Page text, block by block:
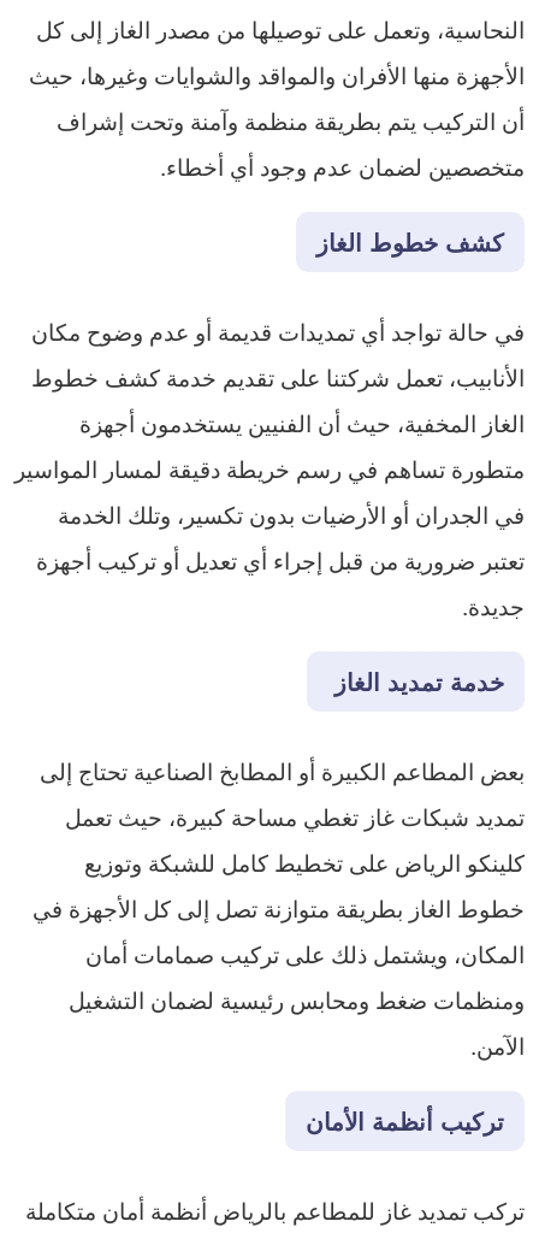
النحاسية، وتعمل على توصيلها من مصدر الغاز إلى كل
الأجهزة منها الأفران والمواقد والشوايات وغيرها، حيث
أن التركيب يتم بطريقة منظمة وآمنة وتحت إشراف
متخصصين لضمان عدم وجود أي أخطاء.
كشف خطوط الغاز
في حالة تواجد أي تمديدات قديمة أو عدم وضوح مكان
الأنابيب، تعمل شركتنا على تقديم خدمة كشف خطوط
الغاز المخفية، حيث أن الفنيين يستخدمون أجهزة
متطورة تساهم في رسم خريطة دقيقة لمسار المواسير
في الجدران أو الأرضيات بدون تكسير، وتلك الخدمة
تعتبر ضرورية من قبل إجراء أي تعديل أو تركيب أجهزة
جديدة.
خدمة تمديد الغاز
بعض المطاعم الكبيرة أو المطابخ الصناعية تحتاج إلى
تمديد شبكات غاز تغطي مساحة كبيرة، حيث تعمل
كلينكو الرياض على تخطيط كامل للشبكة وتوزيع
خطوط الغاز بطريقة متوازنة تصل إلى كل الأجهزة في
المكان، ويشتمل ذلك على تركيب صمامات أمان
ومنظمات ضغط ومحابس رئيسية لضمان التشغيل
الآمن.
تركيب أنظمة الأمان
تركب تمديد غاز للمطاعم بالرياض أنظمة أمان متكاملة